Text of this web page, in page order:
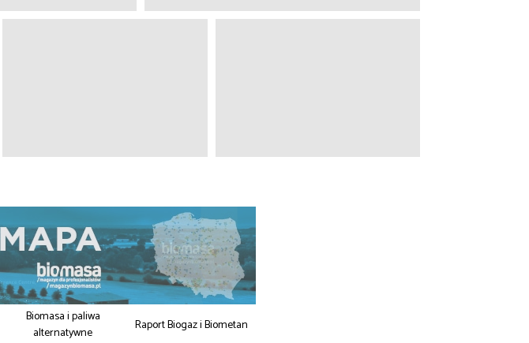
Biomasa i paliwa
alternatywne
Raport Biogaz i Biometan